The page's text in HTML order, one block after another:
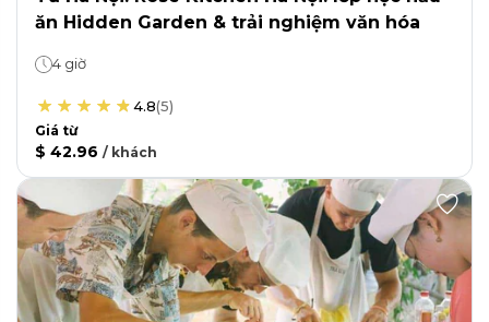
ăn Hidden Garden & trải nghiệm văn hóa
4 giờ
4.8(5)
Giá từ
$ 42.96 / khách